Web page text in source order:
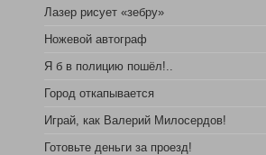
Лазер рисует «зебру»
Ножевой автограф
Я б в полицию пошёл!..
Город откапывается
Играй, как Валерий Милосердов!
Готовьте деньги за проезд!